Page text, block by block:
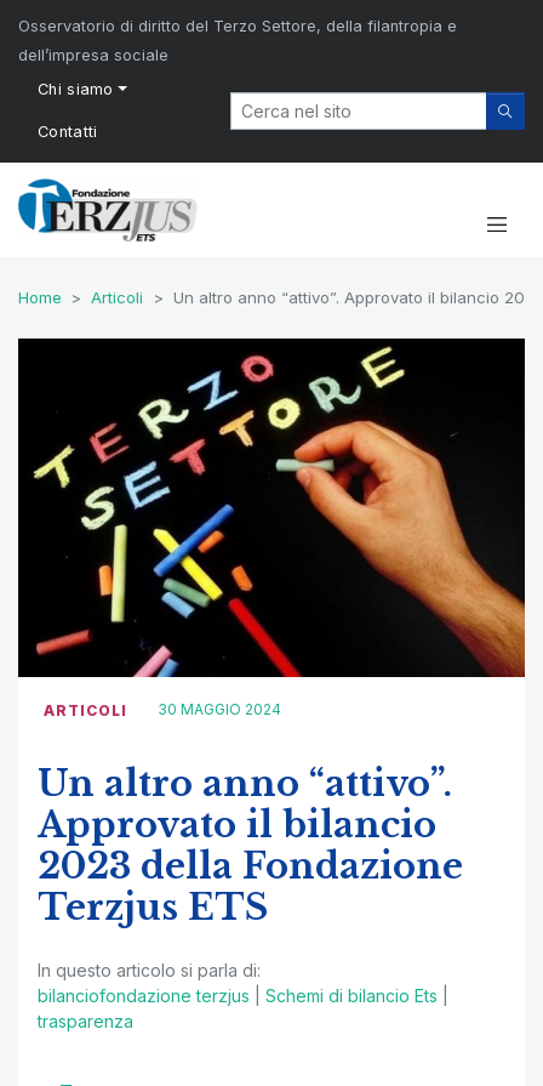
Osservatorio di diritto del Terzo Settore, della filantropia e
dell’impresa sociale
Chi siamo
Contatti
Home Articoli Un altro anno “attivo”. Approvato il bilancio
ARTICOLI 30 MAGGIO 2024
Un altro anno “attivo”.
Approvato il bilancio
2023 della Fondazione
Terzjus ETS
In questo articolo si parla di:
bilanciofondazione terzjus
Schemi di bilancio Ets
trasparenza